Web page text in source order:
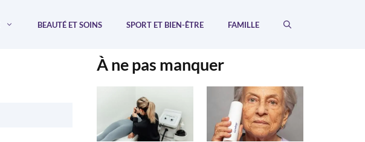
BEAUTÉ ET SOINS SPORT ET BIEN-ÊTRE FAMILLE
À ne pas manquer